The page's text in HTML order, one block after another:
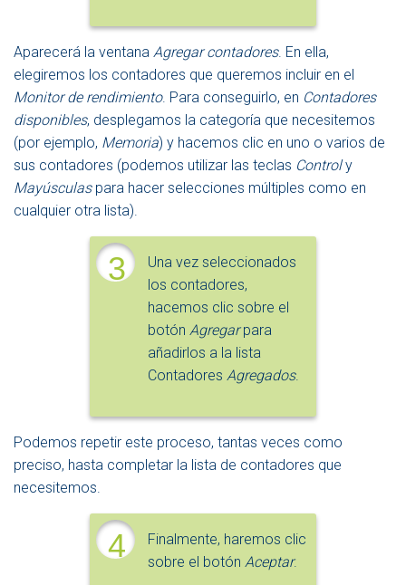
Aparecerá la ventana Agregar contadores. En ella,
elegiremos los contadores que queremos incluir en el
Monitor de rendimiento. Para conseguirlo, en Contadores
disponibles, desplegamos la categoría que necesitemos
(por ejemplo, Memoria) y hacemos clic en uno o varios de
sus contadores (podemos utilizar las teclas Controly
Mayúsculaspara hacer selecciones múltiples como en
cualquier otra lista).
3
Una vez seleccionados
los contadores,
hacemos clic sobre el
botón Agregarpara
añadirlos a la lista
Contadores Agregados.
Podemos repetir este proceso, tantas veces como
preciso, hasta completar la lista de contadores que
necesitemos.
4
Finalmente, haremos clic
sobre el botón Aceptar.